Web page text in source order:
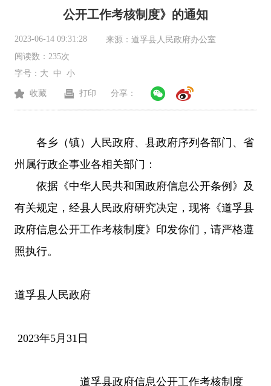
公开工作考核制度》的通知
2023-06-14 09:31:28 来源： 道孚县人民政府办公室
阅读数： 235次
字号： 大 中 小
收藏 打印 分享：
各乡 （镇） 人民政府、 县政府序列各部门 、省
州属行政企事业各相关部门 ：
依据《中华人民共和国政府信息公开条例》及
有关规定，经县人民政府研究决定， 现将 《道孚县
政府信息公开工作考核制度》 印发你们，请严格遵
照执行。
道孚县人民政府
2023年5 月 31 日
道孚县政府信息公开工作考核制度